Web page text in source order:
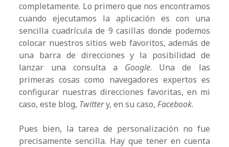
completamente. Lo primero que nos encontramos
cuando ejecutamos la aplicación es con una
sencilla cuadrícula de 9 casillas donde podemos
colocar nuestros sitios web favoritos, además de
una barra de direcciones y la posibilidad de
lanzar una consulta a Google. Una de las
primeras cosas como navegadores expertos es
configurar nuestras direcciones favoritas, en mi
caso, este blog, Twittery, en su caso,Facebook.
Pues bien, la tarea de personalización no fue
precisamente sencilla. Hay que tener en cuenta